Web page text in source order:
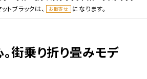
ットブラックは、
お取寄せ になります。
街乗り折り畳みモデ